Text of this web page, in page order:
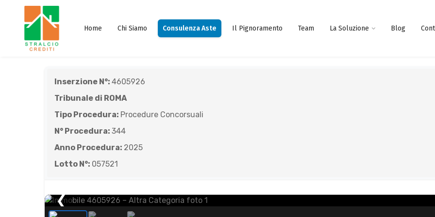
Home Chi Siamo Consulenza Aste Il Pignoramento Team La Soluzione Blog
Inserzione N°: 4605926
Tribunale di ROMA
Tipo Procedura: Procedure Concorsuali
N° Procedura: 344
Anno Procedura: 2025
Lotto N°: 057521
❮